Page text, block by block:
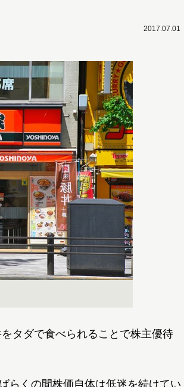
2017.07.01
タダで食べられることで株主優待
らくの間株価自体は低迷を続けてい